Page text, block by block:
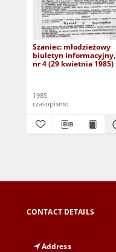
Szaniec: młodzieżowy
biuletyn informacyjny,
nr 4 (29 kwietnia 1985)
1985
czasopismo
CONTACT DETAILS
Address